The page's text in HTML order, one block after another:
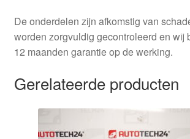
De onderdelen zijn afkomstig van
worden zorgvuldig gecontroleerd en wij
12 maanden garantie op de werking.
Gerelateerde producten